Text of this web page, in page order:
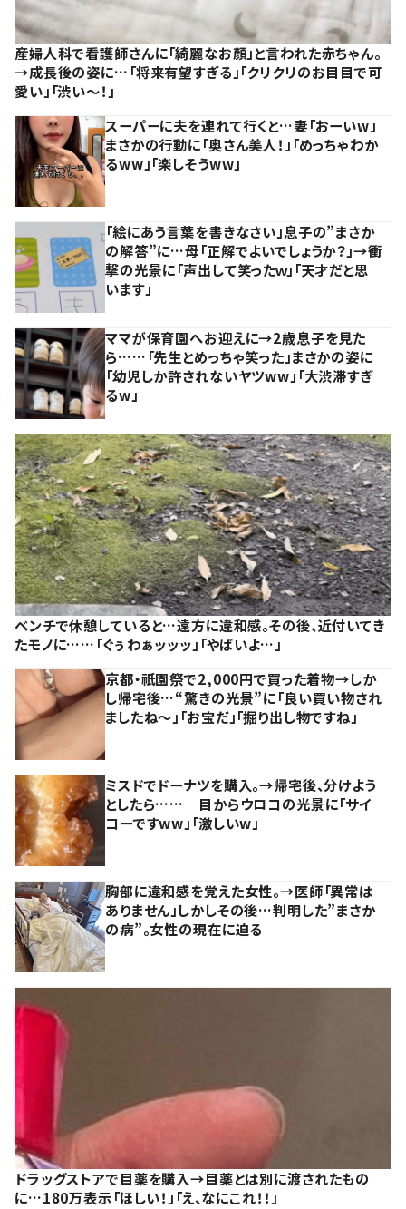
産婦人科で看護師さんに「綺麗なお顔」と言われた赤ちゃん。
→成長後の姿に…「将来有望すぎる」「クリクリのお目目で可
愛い」「渋い～！」
スーパーに夫を連れて行くと…妻「おーいw」
まさかの行動に「奥さん美人！」「めっちゃわか
るww」「楽しそうww」
「絵にあう言葉を書きなさい」息子の”まさか
の解答”に…母「正解でよいでしょうか？」→衝
撃の光景に「声出して笑ったｗ」「天才だと思
います」
ママが保育園へお迎えに→2歳息子を見た
ら……「先生とめっちゃ笑った」まさかの姿に
「幼児しか許されないヤツww」「大渋滞すぎ
るw」
ベンチで休憩していると…遠方に違和感。その後、近付いてき
たモノに……「ぐぅわぁッッッ」「やばいよ…」
京都・祇園祭で2,000円で買った着物→しか
し帰宅後…“驚きの光景”に「良い買い物され
ましたね～」「お宝だ」「掘り出し物ですね」
ミスドでドーナツを購入。→帰宅後、分けよう
としたら…… 目からウロコの光景に「サイ
コーですww」「激しいw」
胸部に違和感を覚えた女性。→医師「異常は
ありません」しかしその後…判明した”まさか
の病”。女性の現在に迫る
ドラッグストアで目薬を購入→目薬とは別に渡されたもの
に…180万表示「ほしい！」「え、なにこれ！！」